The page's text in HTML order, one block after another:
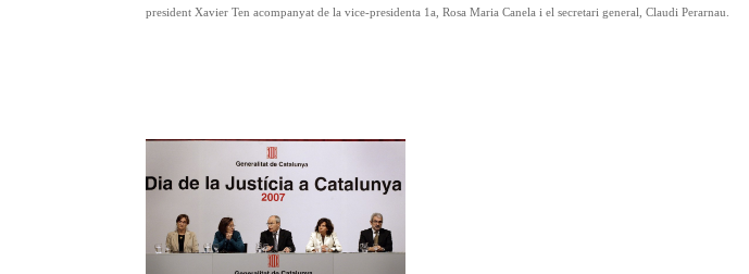
president Xavier Ten acompanyat de la vice-presidenta 1a, Rosa Maria Canela i el secretari general, Claudi Perarnau.